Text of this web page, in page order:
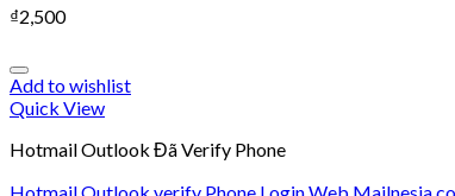
₫2,500
Add to wishlist
Quick View
Hotmail Outlook Đã Verify Phone